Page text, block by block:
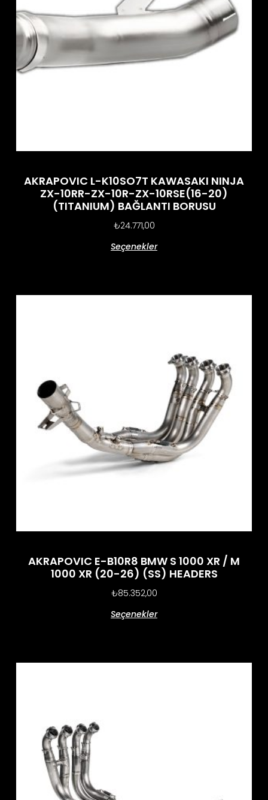
AKRAPOVIC L-K10SO7T KAWASAKI NINJA
ZX-10RR-ZX-10R-ZX-10RSE(16-20)
(TITANIUM) BAĞLANTI BORUSU
₺24.771,00
Seçenekler
AKRAPOVIC E-B10R8 BMW S 1000 XR / M
1000 XR (20-26) (SS) HEADERS
₺85.352,00
Seçenekler